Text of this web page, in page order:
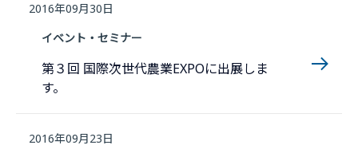
2016年09月30日
イベント・セミナー
第３回 国際次世代農業EXPOに出展しま
す。
2016年09月23日